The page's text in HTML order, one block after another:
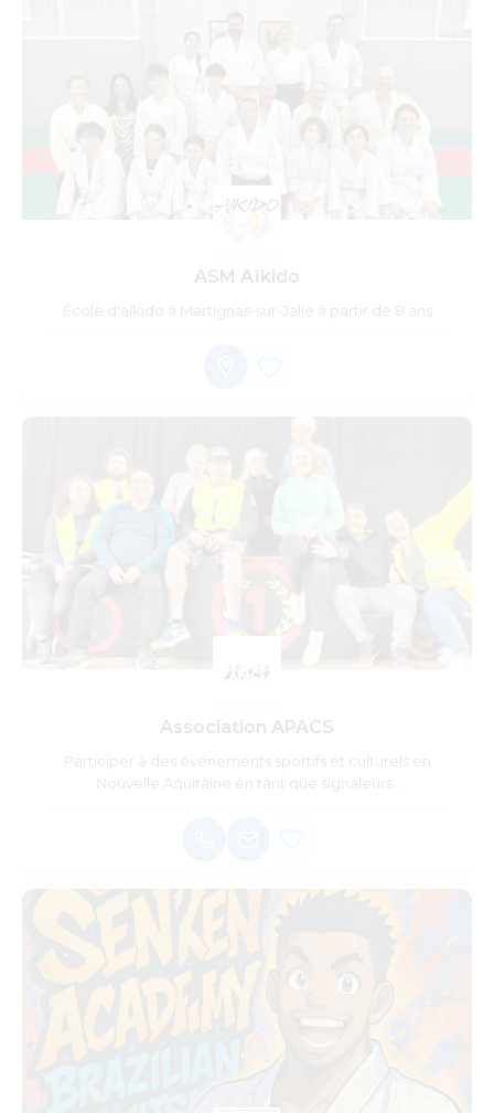
ASM Aïkido
École d'aïkido à Martignas-sur-Jalle à partir de 8 ans
Association APACS
Participer à des événements sportifs et culturels en
Nouvelle Aquitaine en tant que signaleurs .